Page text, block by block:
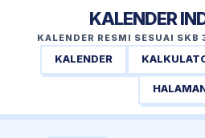
KALENDER
KALENDER RESMI SESUAI SKB
KALENDER